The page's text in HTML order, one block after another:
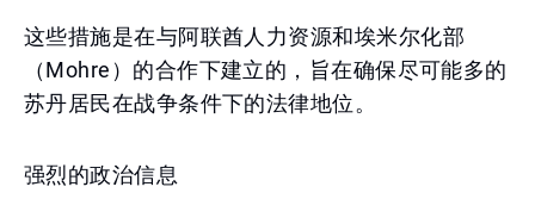
这些措施是在与阿联酋人力资源和埃米尔化部
（Mohre）的合作下建立的，旨在确保尽可能多的
苏丹居民在战争条件下的法律地位。
强烈的政治信息